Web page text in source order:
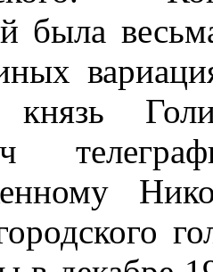
была
князь